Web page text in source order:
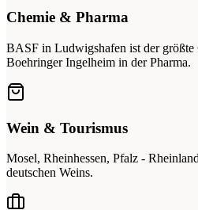
Chemie & Pharma
BASF in Ludwigshafen ist der größte
Boehringer Ingelheim in der Pharma.
Wein & Tourismus
Mosel, Rheinhessen, Pfalz -
deutschen Weins.